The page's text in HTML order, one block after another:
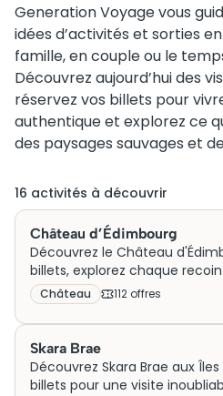
Generation Voyage vous
idées d’activités et sorties
famille, en couple ou le
Découvrez aujourd’hui des
réservez vos billets pour
authentique et explorez ce
des paysages sauvages et
16 activités à découvrir
Château d’Édimbourg
Découvrez le Château
billets, explorez chaque
visite avec nos conseils
Château 112 offres
Skara Brae
Découvrez Skara Brae aux
billets pour une visite